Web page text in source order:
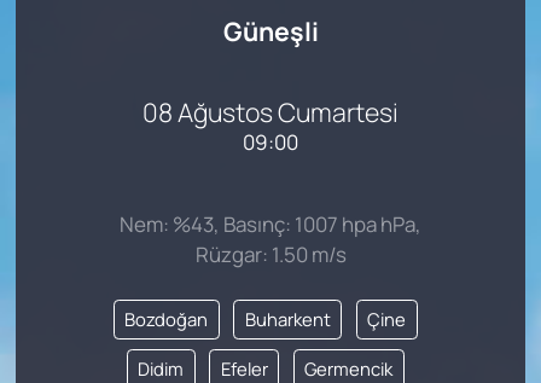
Güneşli
08 Ağustos Cumartesi
09:00
Nem: %43, Basınç: 1007 hpa hPa,
Rüzgar: 1.50 m/s
Bozdoğan Buharkent Çine
Didim Efeler Germencik